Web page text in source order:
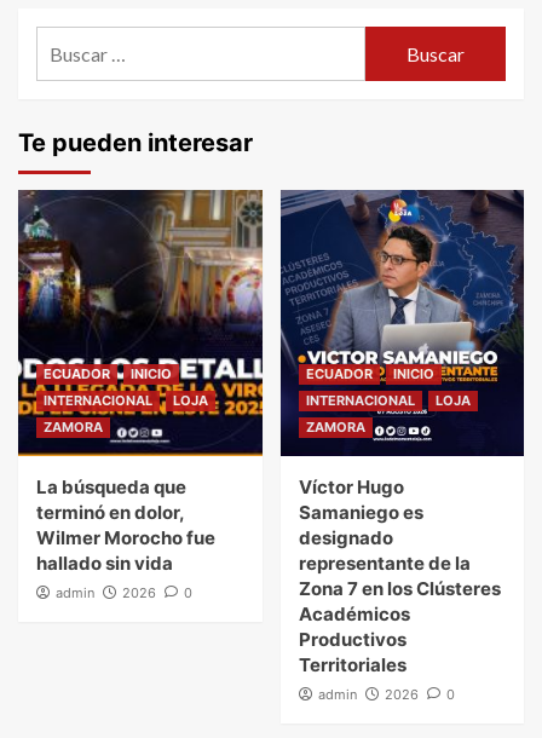
Te pueden interesar
ECUADOR
INICIO
INTERNACIONAL
LOJA
ZAMORA
La búsqueda que
terminó en dolor,
Wilmer Morocho fue
hallado sin vida
admin 2026 0
ECUADOR
INICIO
INTERNACIONAL
LOJA
ZAMORA
Víctor Hugo
Samaniego es
designado
representante de la
Zona 7 en los Clústeres
Académicos
Productivos
Territoriales
admin 2026 0